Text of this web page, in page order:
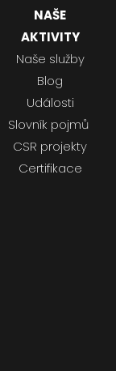
NAŠE
AKTIVITY
Naše služby
Blog
Události
Slovník pojmů
CSR projekty
Certifikace